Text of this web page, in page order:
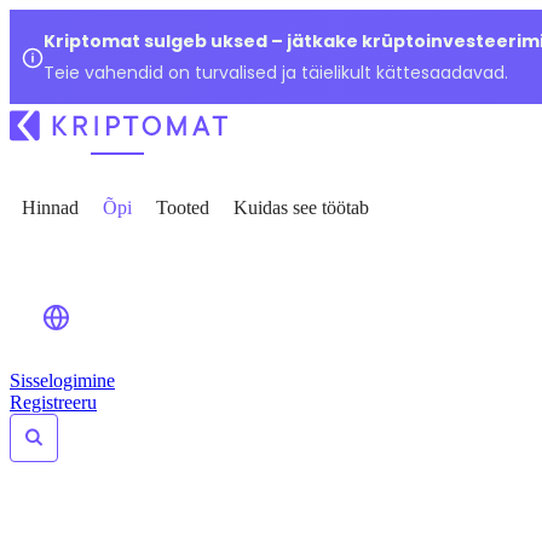
Kriptomat sulgeb uksed – jätkake
Teie vahendid on turvalised ja täielikult kättesaadavad.
Hinnad Õpi Tooted Kuidas see töötab
Sisselogimine
Registreeru